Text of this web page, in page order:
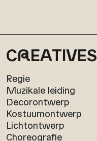
CREATIVES
Regie
Muzikale leiding
Decorontwerp
Kostuumontwerp
Lichtontwerp
Choreografie